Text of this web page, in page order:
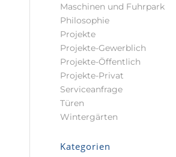
Maschinen und Fuhrpark
Philosophie
Projekte
Projekte-Gewerblich
Projekte-Öffentlich
Projekte-Privat
Serviceanfrage
Türen
Wintergärten
Kategorien